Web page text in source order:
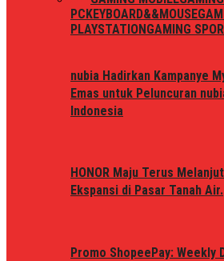
PCKEYBOARD&&MOUSE
PLAYSTATIONGAMING
nubia Hadirkan Kampanye
Emas untuk Peluncuran
Indonesia
HONOR Maju Terus
Ekspansi di Pasar Tanah Air.
Promo ShopeePay: Weekly